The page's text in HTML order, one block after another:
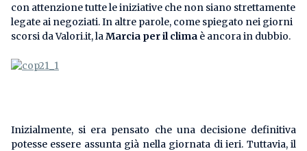
con attenzione tutte le iniziative che non siano strettamente
legate ai negoziati. In altre parole, come spiegato nei giorni
scorsi da Valori.it, laMarcia per il clima è ancora in dubbio.
Inizialmente, si era pensato che una decisione definitiva
potesse essere assunta già nella giornata di ieri. Tuttavia, il